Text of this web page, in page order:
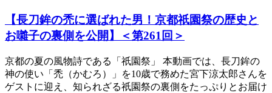
【長刀鉾の禿に選ばれた男！京都祇園祭の歴史と
お囃子の裏側を公開】＜第261回＞
京都の夏の風物詩である「祇園祭」 本動画では、長刀鉾の
神の使い「禿（かむろ）」を10歳で務めた宮下涼太郎さんを
ゲストに迎え、知られざる祇園祭の裏側をたっぷりとお届け